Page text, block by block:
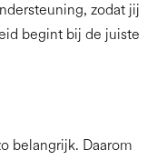
zodat jij
begint bij de juiste
belangrijk. Daarom